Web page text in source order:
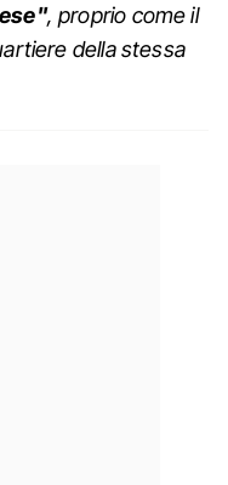
, proprio come il
della stessa